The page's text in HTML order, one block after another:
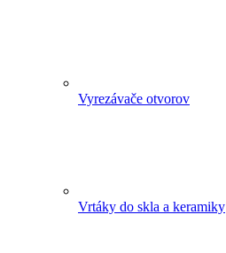
Vyrezávače otvorov
Vrtáky do skla a keramiky